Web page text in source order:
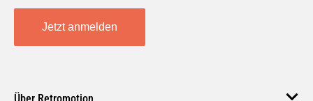
Jetzt anmelden